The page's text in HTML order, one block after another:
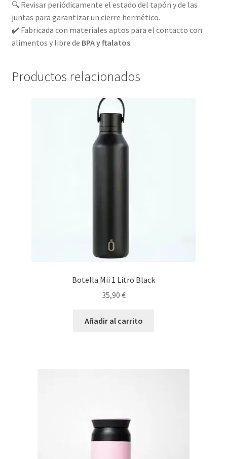
🔍 Revisar periódicamente el estado del tapón y de las
juntas para garantizar un cierre hermético.
✔️ Fabricada con materiales aptos para el contacto con
alimentos y libre de BPA y ftalatos.
Productos relacionados
Botella Mii 1 Litro Black
35,90 €
Añadir al carrito